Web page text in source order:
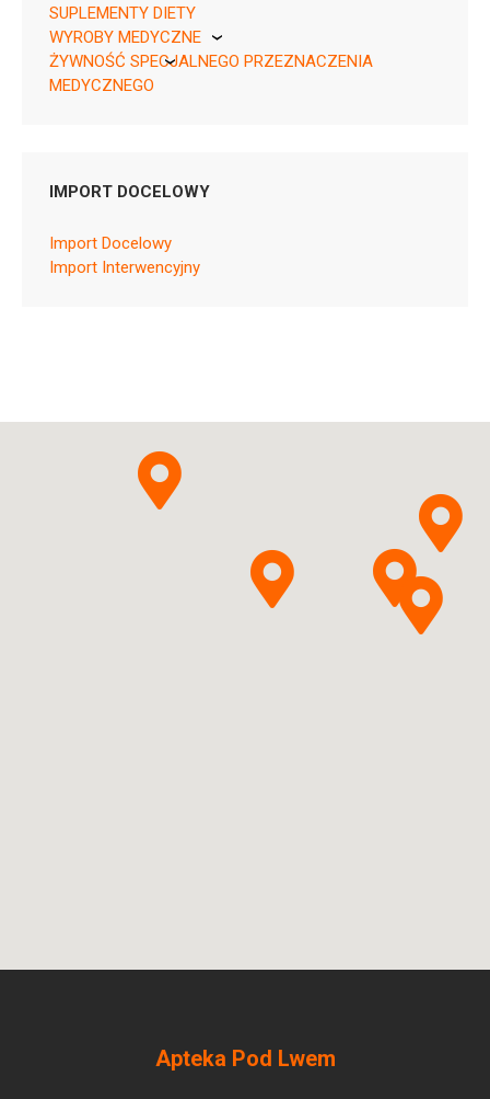
Pierre Fabre
SUPLEMENTY DIETY
WYROBY MEDYCZNE
KikGel
ŻYWNOŚĆ SPECJALNEGO PRZEZNACZENIA
MEDYCZNEGO
IMPORT DOCELOWY
Import Docelowy
Import Interwencyjny
Apteka Pod Lwem